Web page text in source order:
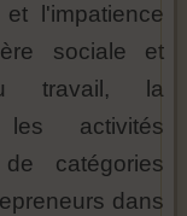
l'impatience
sociale et
travail, la
activités
catégories
dans